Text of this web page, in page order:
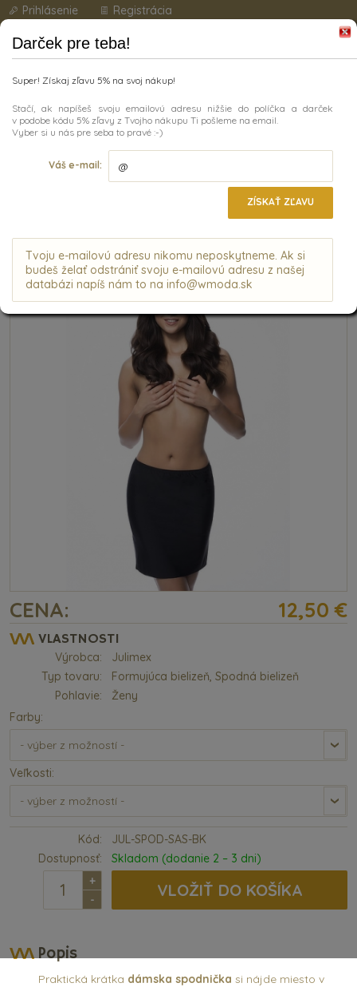
Prihlásenie Registrácia
Kategórie
ÚVODNÁ STRÁNKA | MÓDA | DÁMSKA SPODNIČKA JULIMEX
Dámska spodnička Julimex
Soft&Smooth, čierna
CENA: 12,50 €
VLASTNOSTI
Výrobca:
Julimex
Typ tovaru:
Formujúca bielizeň, Spodná bielizeň
Pohlavie:
Ženy
Farby:
Veľkosti:
Kód:
JUL-SPOD-SAS-BK
Dostupnosť:
Skladom (dodanie 2 – 3 dni)
+
-
VLOŽIŤ DO KOŠÍKA
Popis
Praktická krátka dámska spodnička si nájde miesto v
Darček pre teba!
Super! Získaj zľavu 5% na svoj nákup!
Stačí, ak napíšeš svoju emailovú adresu nižšie do políčka a darček
v podobe kódu 5% zľavy z Tvojho nákupu Ti pošleme na email.
Vyber si u nás pre seba to pravé :-)
Váš e-mail:
ZÍSKAŤ ZĽAVU
Tvoju e-mailovú adresu nikomu neposkytneme. Ak si
budeš želať odstrániť svoju e-mailovú adresu z našej
databázi napíš nám to na info@wmoda.sk